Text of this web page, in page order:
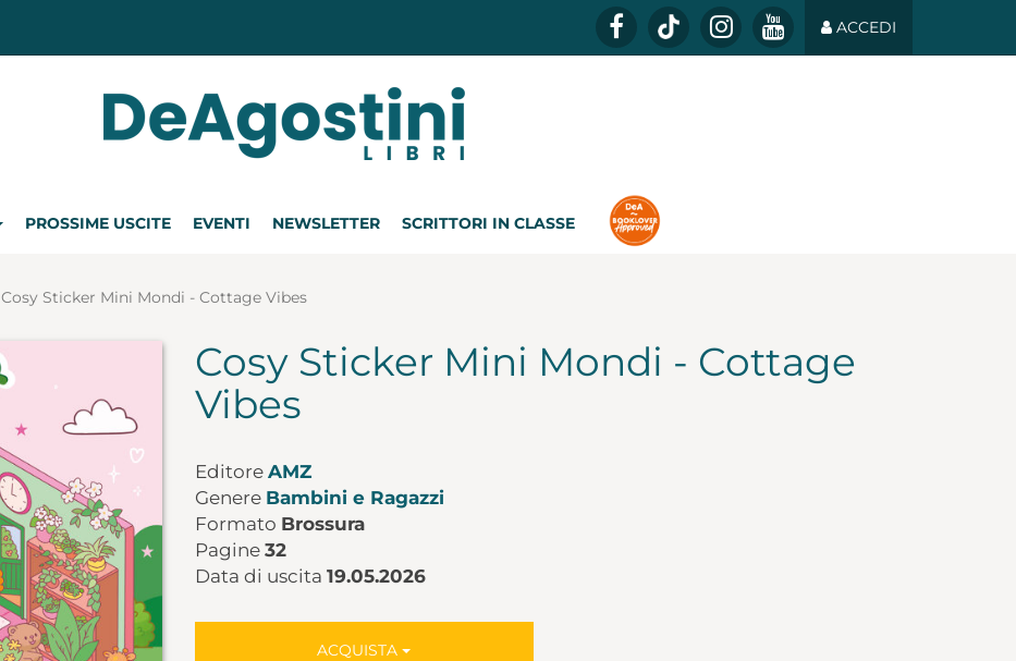
ACCEDI
PROSSIME USCITE EVENTI NEWSLETTER SCRITTORI IN CLASSE
Cosy Sticker Mini Mondi - Cottage Vibes
Cosy Sticker Mini Mondi - Cottage
Vibes
Editore AMZ
Genere Bambini e Ragazzi
Formato Brossura
Pagine 32
Data di uscita 19.05.2026
ACQUISTA